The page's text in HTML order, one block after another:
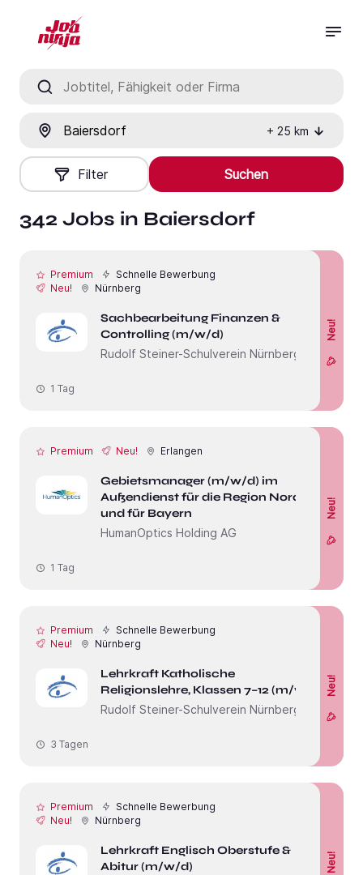
+ 25 km
Filter Suchen
342 Jobs in Baiersdorf
Premium
Schnelle Bewerbung
Neu!
Nürnberg
Sachbearbeitung Finanzen &
Controlling (m/w/d)
Rudolf Steiner-Schulverein Nürnberg e.V.
Neu!
1 Tag
Premium Neu! Erlangen
Gebietsmanager (m/w/d) im
Außendienst für die Region Nord
und für Bayern
HumanOptics Holding AG
Neu!
1 Tag
Premium
Schnelle Bewerbung
Neu!
Nürnberg
Lehrkraft Katholische
Religionslehre, Klassen 7–12 (m/w/d)
Rudolf Steiner-Schulverein Nürnberg e.V.
Neu!
3 Tagen
Premium
Schnelle Bewerbung
Neu!
Nürnberg
Lehrkraft Englisch Oberstufe &
Abitur (m/w/d)
Neu!